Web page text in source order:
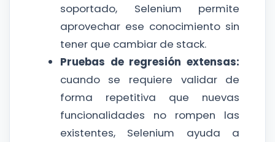
soportado, Selenium permite
aprovechar ese conocimiento sin
tener que cambiar de stack.
Pruebas de regresión extensas:
cuando se requiere validar de
forma repetitiva que nuevas
funcionalidades no rompen las
existentes, Selenium ayuda a